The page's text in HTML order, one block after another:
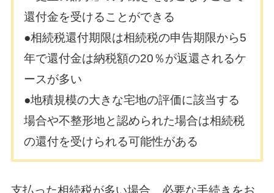
還付金を受けることができる
●相続税還付期限は相続税の申告期限から5
年で還付金は納税額の20％が返還されるケ
ースが多い
●地積規模の大きな宅地の評価に該当する
場合や不整形地と認められた場合は相続税
の還付を受けられる可能性がある
支払った相続税が多い場合、必要な手続きをお